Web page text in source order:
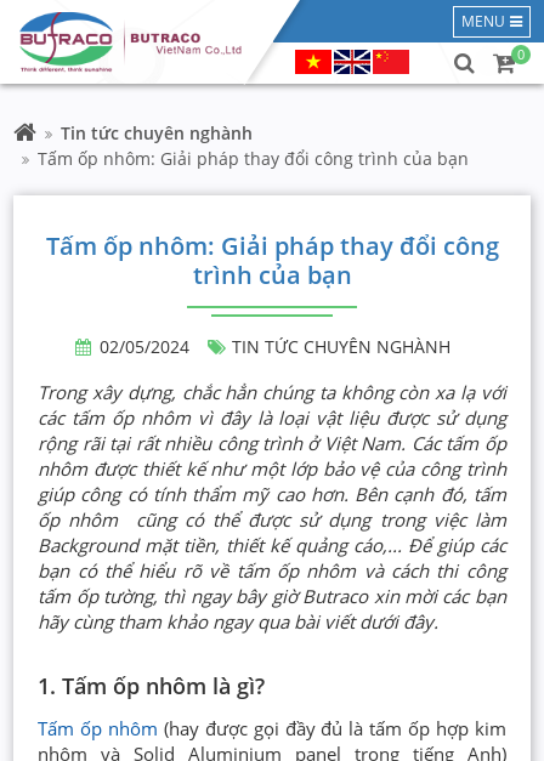
MENU
0
Tin tức chuyên nghành
Tấm ốp nhôm: Giải pháp thay đổi công trình của bạn
Tấm ốp nhôm: Giải pháp thay đổi công
trình của bạn
02/05/2024 TIN TỨC CHUYÊN NGHÀNH
Trong xây dựng, chắc hẳn chúng ta không còn xa lạ với
các tấm ốp nhôm vì đây là loại vật liệu được sử dụng
rộng rãi tại rất nhiều công trình ở Việt Nam. Các tấm ốp
nhôm được thiết kế như một lớp bảo vệ của công trình
giúp công có tính thẩm mỹ cao hơn. Bên cạnh đó, tấm
ốp nhôm cũng có thể được sử dụng trong việc làm
Background mặt tiền, thiết kế quảng cáo,... Để giúp các
bạn có thể hiểu rõ về tấm ốp nhôm và cách thi công
tấm ốp tường, thì ngay bây giờ Butraco xin mời các bạn
hãy cùng tham khảo ngay qua bài viết dưới đây.
1. Tấm ốp nhôm là gì?
Tấm ốp nhôm (hay được gọi đầy đủ là tấm ốp hợp kim
nhôm và Solid Aluminium panel trong tiếng Anh)